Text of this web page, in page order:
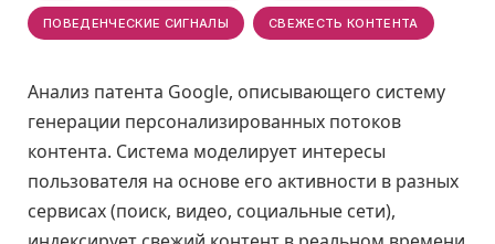
ПОВЕДЕНЧЕСКИЕ СИГНАЛЫ СВЕЖЕСТЬ КОНТЕНТА
Анализ патента Google, описывающего систему
генерации персонализированных потоков
контента. Система моделирует интересы
пользователя на основе его активности в разных
сервисах (поиск, видео, социальные сети),